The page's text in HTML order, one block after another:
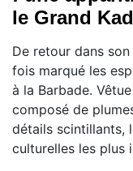
le Grand
De retour dans
fois marqué les
à la Barbade.
composé de
détails scintillants,
culturelles les plus